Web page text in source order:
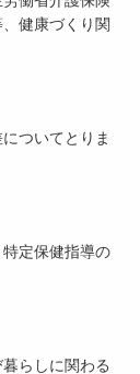
健康づくり関
ついてとりま
定保健指導の
らしに関わる